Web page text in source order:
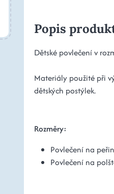
Popis
Dětské povlečení v
Materiály použité při
dětských postýlek.
Rozměry:
Povlečení na
Povlečení na